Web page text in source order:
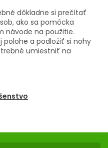
dôkladne si prečítať
ako sa pomôcka
návode na použitie.
polohe a podložiť si nohy
umiestniť na